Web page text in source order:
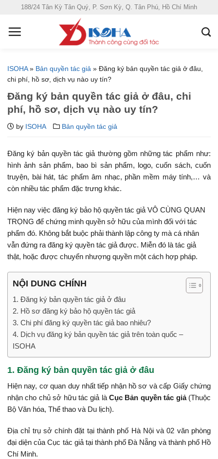
188/24 Tân Kỳ Tân Quý, P. Sơn Kỳ, Q. Tân Phú, Hồ Chí Minh
ISOHA» Bản quyền tác giả » Đăng ký bản quyền tác giả ở đâu,
chi phí, hồ sơ, dịch vụ nào uy tín?
Đăng ký bản quyền tác giả ở đâu, chi
phí, hồ sơ, dịch vụ nào uy tín?
by ISOHA Bản quyền tác giả
Đăng ký bản quyền tác giả thường gồm những tác phẩm như:
hình ảnh sản phẩm, bao bì sản phẩm, logo, cuốn sách, cuốn
truyện, bài hát, tác phẩm âm nhạc, phần mềm máy tính,… và
còn nhiều tác phẩm đặc trưng khác.
Hiện nay việc đăng ký bảo hộ quyền tác giả VÔ CÙNG QUAN
TRỌNG để chứng minh quyền sở hữu của mình đối với tác
phẩm đó. Không bắt buộc phải thành lập công ty mà cá nhân
vẫn đứng ra đăng ký quyền tác giả được. Miễn đó là tác giả
thật, hoặc được chuyển nhượng quyền một cách hợp pháp.
NỘI DUNG CHÍNH
1. Đăng ký bản quyền tác giả ở đâu
2. Hồ sơ đăng ký bảo hộ quyền tác giả
3. Chi phí đăng ký quyền tác giả bao nhiêu?
4. Dịch vụ đăng ký bản quyền tác giả trên toàn quốc –
ISOHA
1. Đăng ký bản quyền tác giả ở đâu
Hiện nay, cơ quan duy nhất tiếp nhận hồ sơ và cấp Giấy chứng
nhận cho chủ sở hữu tác giả làCục Bản quyền tác giả (Thuộc
Bộ Văn hóa, Thể thao và Du lịch).
Địa chỉ trụ sở chính đặt tại thành phố Hà Nội và 02 văn phòng
đại diện của Cục tác giả tại thành phố Đà Nẵng và thành phố Hồ
Chí Minh.